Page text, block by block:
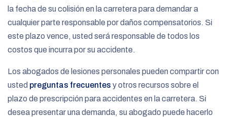
la fecha de su colisión en la carretera para demandar a
cualquier parte responsable por daños compensatorios. Si
este plazo vence, usted será responsable de todos los
costos que incurra por su accidente.
Los abogados de lesiones personales pueden compartir con
usted preguntas frecuentes y otros recursos sobre el
plazo de prescripción para accidentes en la carretera. Si
desea presentar una demanda, su abogado puede hacerlo